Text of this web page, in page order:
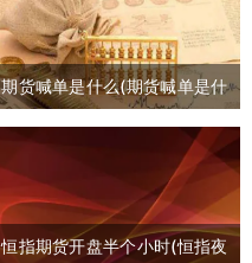
期货喊单是什么(期货喊单是什
么意思)
恒指期货开盘半个小时(恒指夜